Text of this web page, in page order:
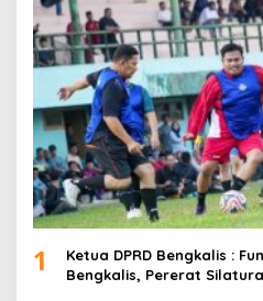
1
Ketua DPRD Bengkalis :
Bengkalis, Pererat